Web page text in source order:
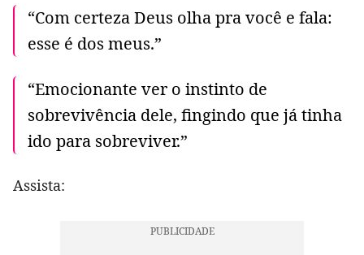
“Com certeza Deus olha pra você e fala:
esse é dos meus.”
“Emocionante ver o instinto de
sobrevivência dele, fingindo que já tinha
ido para sobreviver.”
Assista: